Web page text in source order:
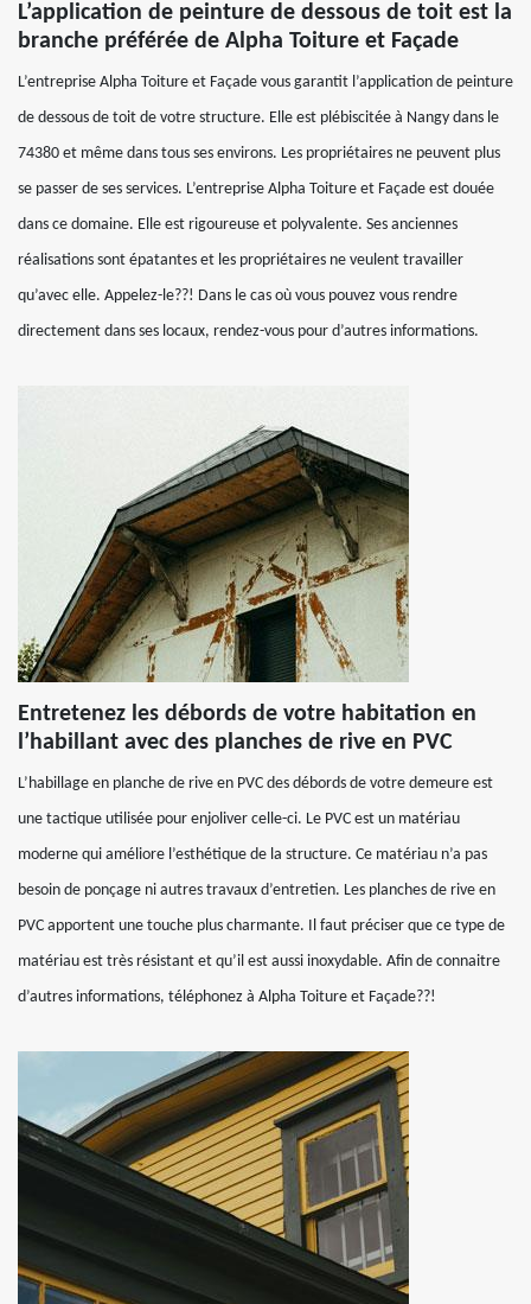
L’application de peinture de dessous de toit est la
branche préférée de Alpha Toiture et Façade
L’entreprise Alpha Toiture et Façade vous garantit l’application de peinture
de dessous de toit de votre structure. Elle est plébiscitée à Nangy dans le
74380 et même dans tous ses environs. Les propriétaires ne peuvent plus
se passer de ses services. L’entreprise Alpha Toiture et Façade est douée
dans ce domaine. Elle est rigoureuse et polyvalente. Ses anciennes
réalisations sont épatantes et les propriétaires ne veulent travailler
qu’avec elle. Appelez-le??! Dans le cas où vous pouvez vous rendre
directement dans ses locaux, rendez-vous pour d’autres informations.
Entretenez les débords de votre habitation en
l’habillant avec des planches de rive en PVC
L’habillage en planche de rive en PVC des débords de votre demeure est
une tactique utilisée pour enjoliver celle-ci. Le PVC est un matériau
moderne qui améliore l’esthétique de la structure. Ce matériau n’a pas
besoin de ponçage ni autres travaux d’entretien. Les planches de rive en
PVC apportent une touche plus charmante. Il faut préciser que ce type de
matériau est très résistant et qu’il est aussi inoxydable. Afin de connaitre
d’autres informations, téléphonez à Alpha Toiture et Façade??!